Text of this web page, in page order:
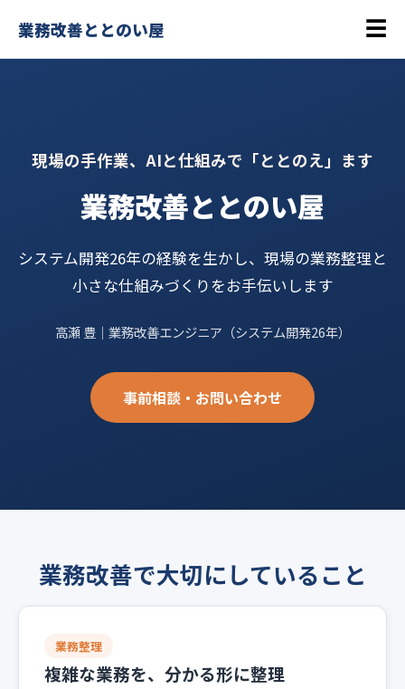
業務改善ととのい屋 ☰
現場の手作業、AIと仕組みで「ととのえ」ます
業務改善ととのい屋
システム開発26年の経験を生かし、現場の業務整理と
小さな仕組みづくりをお手伝いします
高瀬 豊｜業務改善エンジニア（システム開発26年）
事前相談・お問い合わせ
業務改善で大切にしていること
業務整理
複雑な業務を、分かる形に整理